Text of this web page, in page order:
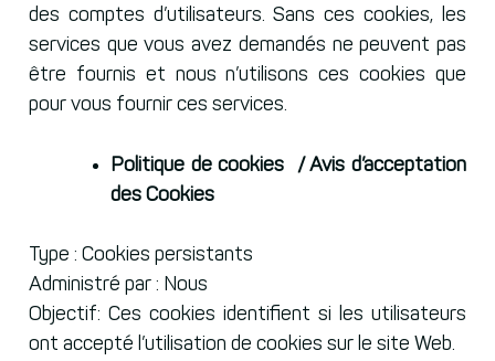
des comptes d’utilisateurs. Sans ces cookies, les
services que vous avez demandés ne peuvent pas
être fournis et nous n’utilisons ces cookies que
pour vous fournir ces services.
Politique de cookies / Avis d’acceptation
des Cookies
Type : Cookies persistants
Administré par : Nous
Objectif: Ces cookies identifient si les utilisateurs
ont accepté l’utilisation de cookies sur le site Web.